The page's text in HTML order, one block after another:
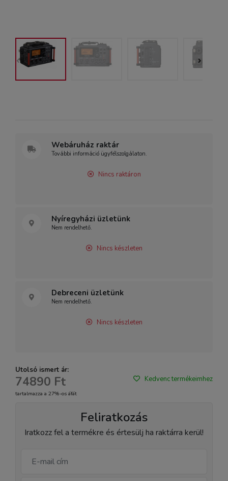
Webáruház raktár
További információ ügyfélszolgálaton.
Nincs raktáron
Nyíregyházi üzletünk
Nem rendelhető.
Nincs készleten
Debreceni üzletünk
Nem rendelhető.
Nincs készleten
Utolsó ismert ár:
74890 Ft
tartalmazza a 27%-os áfát
Kedvenc termékeimhez
Feliratkozás
Iratkozz fel a termékre és értesülj ha raktárra kerül!